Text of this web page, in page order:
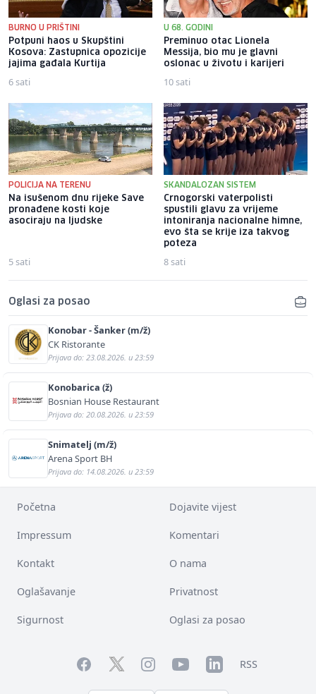
BURNO U PRIŠTINI
Potpuni haos u Skupštini
Kosova: Zastupnica opozicije
jajima gađala Kurtija
6 sati
U 68. GODINI
Preminuo otac Lionela
Messija, bio mu je glavni
oslonac u životu i karijeri
10 sati
POLICIJA NA TERENU
Na isušenom dnu rijeke Save
pronađene kosti koje
asociraju na ljudske
5 sati
SKANDALOZAN SISTEM
Crnogorski vaterpolisti
spustili glavu za vrijeme
intoniranja nacionalne himne,
evo šta se krije iza takvog
poteza
8 sati
Oglasi za posao
Konobar - Šanker (m/ž)
CK Ristorante
Prijava do: 23.08.2026. u 23:59
Konobarica (ž)
Bosnian House Restaurant
Prijava do: 20.08.2026. u 23:59
Snimatelj (m/ž)
Arena Sport BH
Prijava do: 14.08.2026. u 23:59
Početna Dojavite vijest
Impressum Komentari
Kontakt O nama
Oglašavanje Privatnost
Sigurnost Oglasi za posao
FacebookTwitterInstagramYouTubeLinkedInRSS